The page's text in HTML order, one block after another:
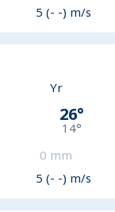
5 (- -) m/s
Yr
26°
14°
0 mm
5 (- -) m/s